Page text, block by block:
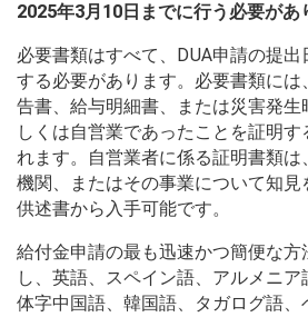
2025年3月10日までに行う必要があ
必要書類はすべて、DUA申請の提
する必要があります。必要書類には
告書、給与明細書、または災害発生
しくは自営業であったことを証明す
れます。自営業者に係る証明書類
機関、またはその事業について知
供述書から入手可能です。
給付金申請の最も迅速かつ簡便な方
し、英語、スペイン語、アルメニ
体字中国語、韓国語、タガログ語、